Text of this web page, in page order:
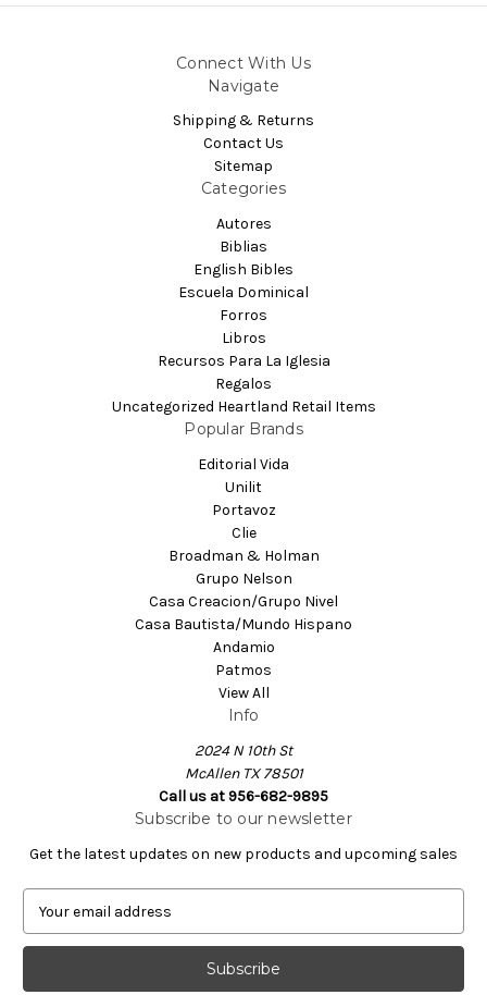
Connect With Us
Navigate
Shipping & Returns
Contact Us
Sitemap
Categories
Autores
Biblias
English Bibles
Escuela Dominical
Forros
Libros
Recursos Para La Iglesia
Regalos
Uncategorized Heartland Retail Items
Popular Brands
Editorial Vida
Unilit
Portavoz
Clie
Broadman & Holman
Grupo Nelson
Casa Creacion/Grupo Nivel
Casa Bautista/Mundo Hispano
Andamio
Patmos
View All
Info
2024 N 10th St
McAllen TX 78501
Call us at 956-682-9895
Subscribe to our newsletter
Get the latest updates on new products and upcoming sales
a